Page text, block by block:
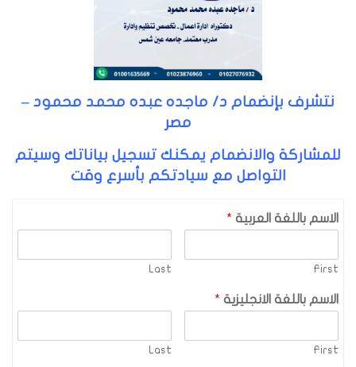
نتشرف بإنضمام د/ ماجده عبده محمد محمود –
مصر
للمشاركة والانضمام يمكنك تسجيل بياناتك وسيتم
التواصل مع سيادتكم بأسرع وقت
الاسم باللغة العربية *
First
Last
الاسم باللغة الانجليزية *
First
Last